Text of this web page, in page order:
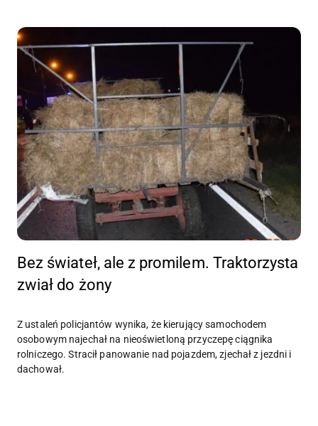
Bez świateł, ale z promilem. Traktorzysta
zwiał do żony
Z ustaleń policjantów wynika, że kierujący samochodem
osobowym najechał na nieoświetloną przyczepę ciągnika
rolniczego. Stracił panowanie nad pojazdem, zjechał z jezdni i
dachował.